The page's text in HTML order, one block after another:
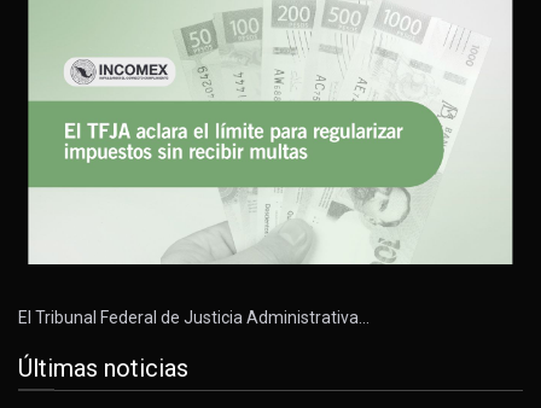
El Tribunal Federal de Justicia Administrativa…
Últimas noticias